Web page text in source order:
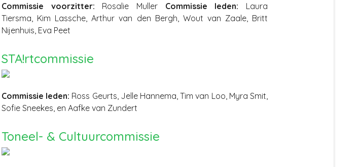
Commissie voorzitter: Rosalie Muller Commissie leden: Laura
Tiersma, Kim Lassche, Arthur van den Bergh, Wout van Zaale, Britt
Nijenhuis, Eva Peet
STA!rtcommissie
Commissie leden: Ross Geurts, Jelle Hannema, Tim van Loo, Myra Smit,
Sofie Sneekes, en Aafke van Zundert
Toneel- & Cultuurcommissie